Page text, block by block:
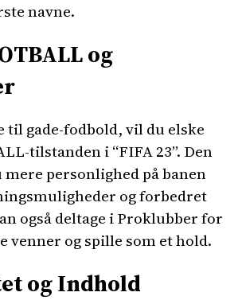
navne.
og
til gade-fodbold, vil du elske
tilstanden i “FIFA 23”. Den
mere personlighed på banen
og forbedret
også deltage i Proklubber for
venner og spille som et hold.
og Indhold